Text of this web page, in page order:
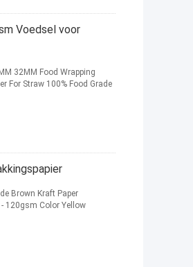
Voedsel voor
32MM Food Wrapping
For Straw 100% Food Grade
Brown Kraft Paper
120gsm Color Yellow